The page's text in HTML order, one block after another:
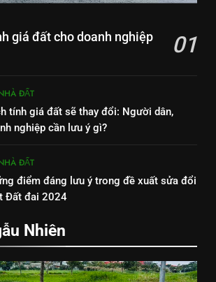
giá đất cho doanh nghiệp 01
ĐẤT
tính giá đất sẽ thay đổi: Người dân,
nghiệp cần lưu ý gì?
ĐẤT
điểm đáng lưu ý trong đề xuất sửa đổi
Đất đai 2024
Nhiên